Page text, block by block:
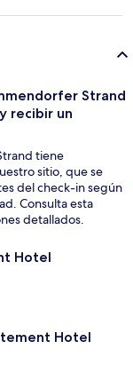
Strand
recibir un
tiene
sitio, que se
del check-in según
Consulta esta
detallados.
Hotel
Hotel